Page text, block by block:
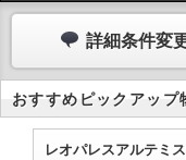
詳細条件変
おすすめピックアップ
レオパレスアルテミ